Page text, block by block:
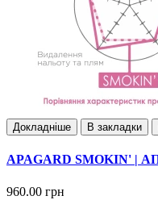
Докладнiше В закладки
APAGARD SMOKIN' |
960.00 грн